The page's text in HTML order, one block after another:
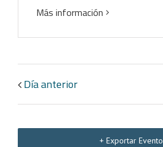
Más información
Día anterior
+ Exportar